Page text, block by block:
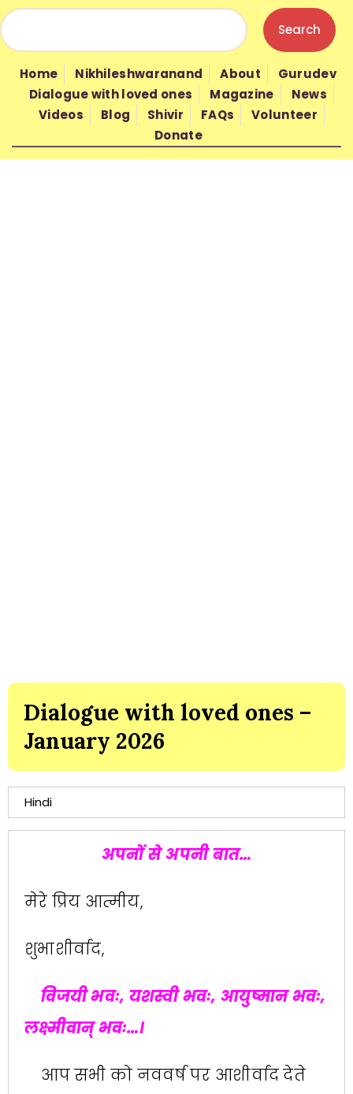
Home Nikhileshwaranand About
Gurudev
Dialogue with loved ones
Magazine
News
Videos
Blog Shivir FAQs
Volunteer
Donate
HOME
NIKHILESHWARANAND
ABOUT
GURUDEV
SHIVIR
Dialogue with loved ones –
January 2026
Hindi
अपनों से अपनी बात…
मेरे प्रिय आत्मीय,
शुभाशीर्वाद,
विजयी भवः, यशस्वी भवः, आयुष्मान भवः,
लक्ष्मीवान्‌‍ भवः…।
आप सभी को नववर्ष पर आशीर्वाद देते